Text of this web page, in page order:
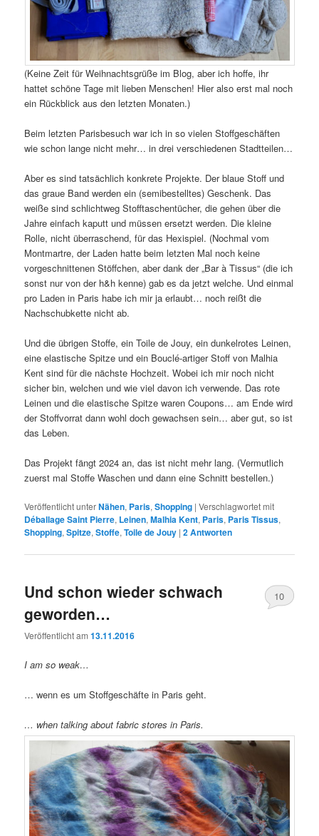
(Keine Zeit für Weihnachtsgrüße im Blog, aber ich hoffe, ihr
hattet schöne Tage mit lieben Menschen! Hier also erst mal noch
ein Rückblick aus den letzten Monaten.)
Beim letzten Parisbesuch war ich in so vielen Stoffgeschäften
wie schon lange nicht mehr… in drei verschiedenen Stadtteilen…
Aber es sind tatsächlich konkrete Projekte. Der blaue Stoff und
das graue Band werden ein (semibestelltes) Geschenk. Das
weiße sind schlichtweg Stofftaschentücher, die gehen über die
Jahre einfach kaputt und müssen ersetzt werden. Die kleine
Rolle, nicht überraschend, für das Hexispiel. (Nochmal vom
Montmartre, der Laden hatte beim letzten Mal noch keine
vorgeschnittenen Stöffchen, aber dank der „Bar à Tissus“ (die ich
sonst nur von der h&h kenne) gab es da jetzt welche. Und einmal
pro Laden in Paris habe ich mir ja erlaubt… noch reißt die
Nachschubkette nicht ab.
Und die übrigen Stoffe, ein Toile de Jouy, ein dunkelrotes Leinen,
eine elastische Spitze und ein Bouclé-artiger Stoff von Malhia
Kent sind für die nächste Hochzeit. Wobei ich mir noch nicht
sicher bin, welchen und wie viel davon ich verwende. Das rote
Leinen und die elastische Spitze waren Coupons… am Ende wird
der Stoffvorrat dann wohl doch gewachsen sein… aber gut, so ist
das Leben.
Das Projekt fängt 2024 an, das ist nicht mehr lang. (Vermutlich
zuerst mal Stoffe Waschen und dann eine Schnitt bestellen.)
Veröffentlicht unterNähen, Paris,Shopping |Verschlagwortet mit
Déballage Saint Pierre, Leinen,Malhia Kent, Paris, Paris Tissus,
Shopping,Spitze,Stoffe,Toile de Jouy |2Antworten
Und schon wieder schwach
geworden…
Veröffentlicht am13.11.2016
10
I am so weak…
… wenn es um Stoffgeschäfte in Paris geht.
… when talking about fabric stores in Paris.